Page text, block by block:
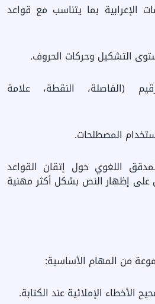
الإعرابية بما يتناسب مع قواعد
التشكيل وحركات الحروف.
(الفاصلة، النقطة، علامة
المصطلحات.
اللغوي حول إتقان القواعد
على إظهار النص بشكل أكثر مهنية
من المهام الأساسية:
الأخطاء الإملائية عند الكتابة.